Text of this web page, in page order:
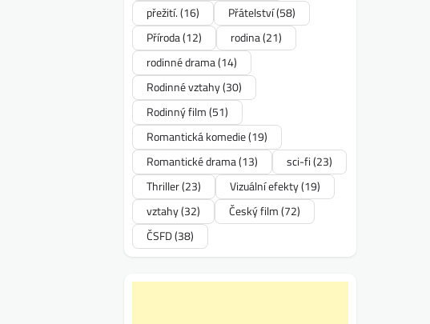
přežití.(16) Přátelství(58)
Příroda(12) rodina(21)
rodinné drama(14)
Rodinné vztahy(30)
Rodinný film(51)
Romantická komedie(19)
Romantické drama(13) sci-fi(23)
Thriller(23) Vizuální efekty(19)
vztahy(32) Český film(72)
ČSFD(38)